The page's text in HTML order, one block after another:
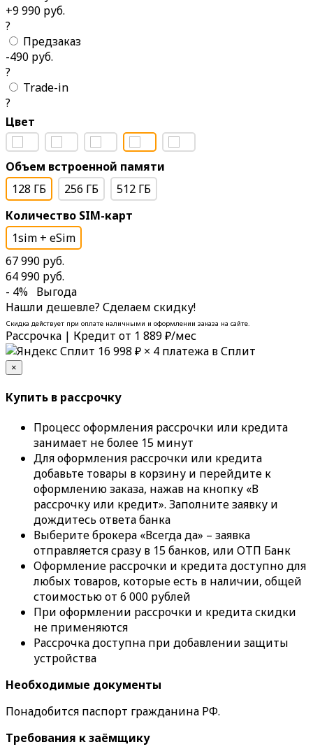
+9 990 руб.
?
Предзаказ
-490 руб.
?
Trade-in
?
Цвет
Объем встроенной памяти
128 ГБ
256 ГБ
512 ГБ
Количество SIM-карт
1sim + eSim
67 990 руб.
64 990 руб.
- 4% Выгода
Нашли дешевле? Сделаем скидку!
Скидка действует при оплате наличными и оформлении заказа на сайте.
Рассрочка | Кредит от 1 889 ₽/мес
16 998 ₽ × 4 платежа в Сплит
×
Купить в рассрочку
Процесс оформления рассрочки или кредита
занимает не более 15 минут
Для оформления рассрочки или кредита
добавьте товары в корзину и перейдите к
оформлению заказа, нажав на кнопку «В
рассрочку или кредит». Заполните заявку и
дождитесь ответа банка
Выберите брокера «Всегда да» – заявка
отправляется сразу в 15 банков, или ОТП Банк
Оформление рассрочки и кредита доступно для
любых товаров, которые есть в наличии, общей
стоимостью от 6 000 рублей
При оформлении рассрочки и кредита скидки
не применяются
Рассрочка доступна при добавлении защиты
устройства
Необходимые документы
Понадобится паспорт гражданина РФ.
Требования к заёмщику